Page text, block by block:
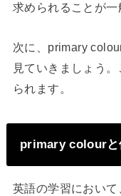
求められることが一
次に、primary
見ていきましょう
られます。
primary colourと
英語の学習におい